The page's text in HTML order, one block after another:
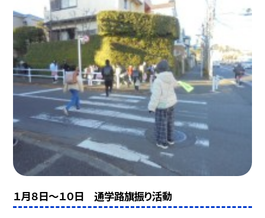
１月８日〜１０日 通学路旗振り活動